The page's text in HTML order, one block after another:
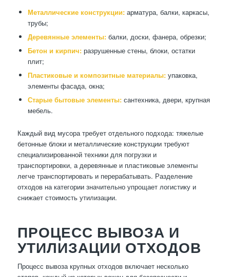
Металлические конструкции:арматура, балки, каркасы,
трубы;
Деревянные элементы:балки, доски, фанера, обрезки;
Бетон и кирпич:разрушенные стены, блоки, остатки
плит;
Пластиковые и композитные материалы:упаковка,
элементы фасада, окна;
Старые бытовые элементы:сантехника, двери, крупная
мебель.
Каждый вид мусора требует отдельного подхода: тяжелые
бетонные блоки и металлические конструкции требуют
специализированной техники для погрузки и
транспортировки, а деревянные и пластиковые элементы
легче транспортировать и перерабатывать. Разделение
отходов на категории значительно упрощает логистику и
снижает стоимость утилизации.
ПРОЦЕСС ВЫВОЗА И
УТИЛИЗАЦИИ ОТХОДОВ
Процесс вывоза крупных отходов включает несколько